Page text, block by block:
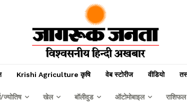
Krishi Agriculture कृषि वेब स्टोरीज वीडियो
ज्योतिष खेल बॉलीवुड ऑटोमोबाइल राशिफल